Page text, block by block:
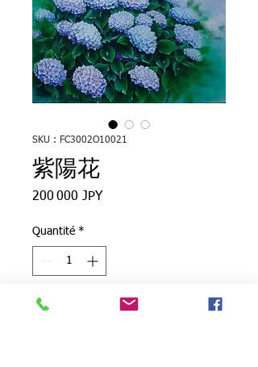
SKU : FC3002O10021
紫陽花
200 000 JPYPrix
Quantité *
Ajouter au panier